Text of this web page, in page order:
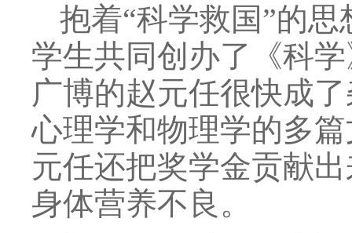
抱着“科学救国”的
学生共同创办了《科
广博的赵元任很快成
心理学和物理学的多
元任还把奖学金贡献
身体营养不良。